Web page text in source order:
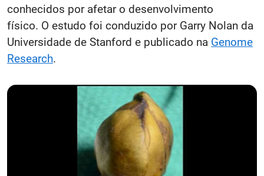
conhecidos por afetar o desenvolvimento
físico. O estudo foi conduzido por Garry Nolan da
Universidade de Stanford e publicado na Genome
Research.